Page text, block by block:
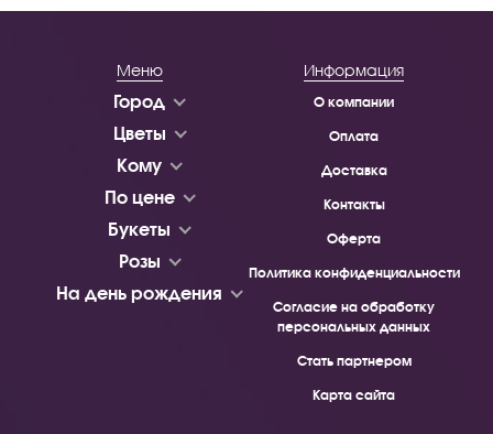
Меню
Город
Цветы
Кому
По цене
Букеты
Розы
На день рождения
Информация
О компании
Оплата
Доставка
Контакты
Оферта
Политика конфиденциальности
Согласие на обработку
персональных данных
Стать партнером
Карта сайта